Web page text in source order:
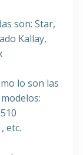
son: Star,
Kallay,
lo son las
etc.